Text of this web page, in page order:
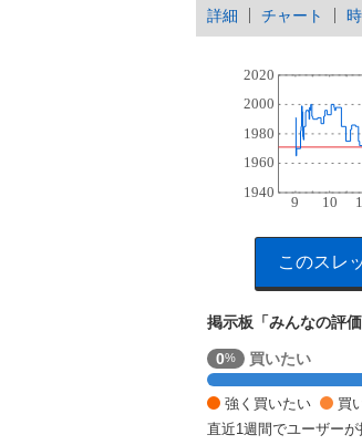
詳細 チャート
このスレ
掲示板「みんなの評価
強
く
売
り
0% 買いたい
強く買いたい 買
直近1週間でユーザー